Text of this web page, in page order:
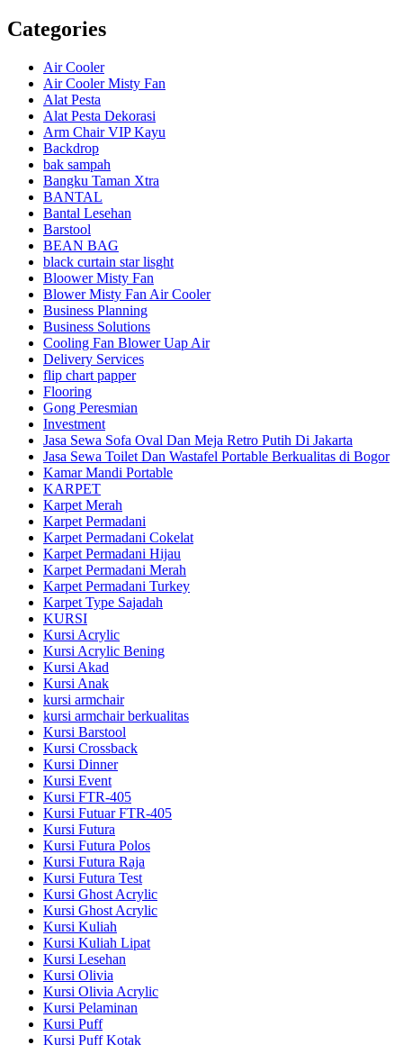
Categories
Air Cooler
Air Cooler Misty Fan
Alat Pesta
Alat Pesta Dekorasi
Arm Chair VIP Kayu
Backdrop
bak sampah
Bangku Taman Xtra
BANTAL
Bantal Lesehan
Barstool
BEAN BAG
black curtain star lisght
Bloower Misty Fan
Blower Misty Fan Air Cooler
Business Planning
Business Solutions
Cooling Fan Blower Uap Air
Delivery Services
flip chart papper
Flooring
Gong Peresmian
Investment
Jasa Sewa Sofa Oval Dan Meja Retro Putih Di Jakarta
Jasa Sewa Toilet Dan Wastafel Portable Berkualitas di Bogor
Kamar Mandi Portable
KARPET
Karpet Merah
Karpet Permadani
Karpet Permadani Cokelat
Karpet Permadani Hijau
Karpet Permadani Merah
Karpet Permadani Turkey
Karpet Type Sajadah
KURSI
Kursi Acrylic
Kursi Acrylic Bening
Kursi Akad
Kursi Anak
kursi armchair
kursi armchair berkualitas
Kursi Barstool
Kursi Crossback
Kursi Dinner
Kursi Event
Kursi FTR-405
Kursi Futuar FTR-405
Kursi Futura
Kursi Futura Polos
Kursi Futura Raja
Kursi Futura Test
Kursi Ghost Acrylic
Kursi Ghost Acrylic
Kursi Kuliah
Kursi Kuliah Lipat
Kursi Lesehan
Kursi Olivia
Kursi Olivia Acrylic
Kursi Pelaminan
Kursi Puff
Kursi Puff Kotak